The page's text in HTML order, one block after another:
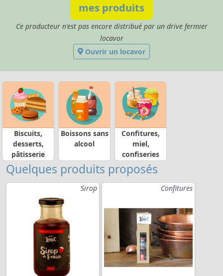
mes produits
Ce producteur n'est pas encore distribué par un drive fermier
locavor
Ouvrir un locavor
Biscuits,
desserts,
pâtisserie
Boissons sans
alcool
Confitures,
miel,
confiseries
Quelques produits proposés
Sirop Confitures